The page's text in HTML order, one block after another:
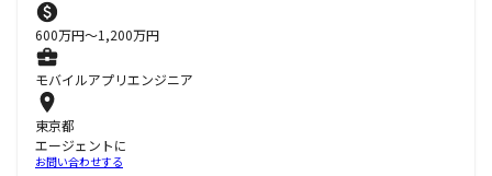
600万円〜1,200万円
モバイルアプリエンジニア
東京都
エージェントに
お問い合わせする